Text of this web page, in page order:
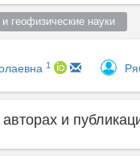
геофизические науки
1
и